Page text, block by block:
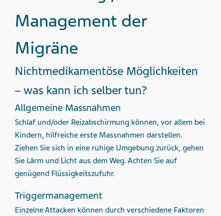
Management der
Migräne
Nichtmedikamentöse Möglichkeiten
– was kann ich selber tun?
Allgemeine Massnahmen
Schlaf und/oder Reizabschirmung können, vor allem bei
Kindern, hilfreiche erste Massnahmen darstellen.
Ziehen Sie sich in eine ruhige Umgebung zurück, gehen
Sie Lärm und Licht aus dem Weg. Achten Sie auf
genügend Flüssigkeitszufuhr.
Triggermanagement
Einzelne Attacken können durch verschiedene Faktoren